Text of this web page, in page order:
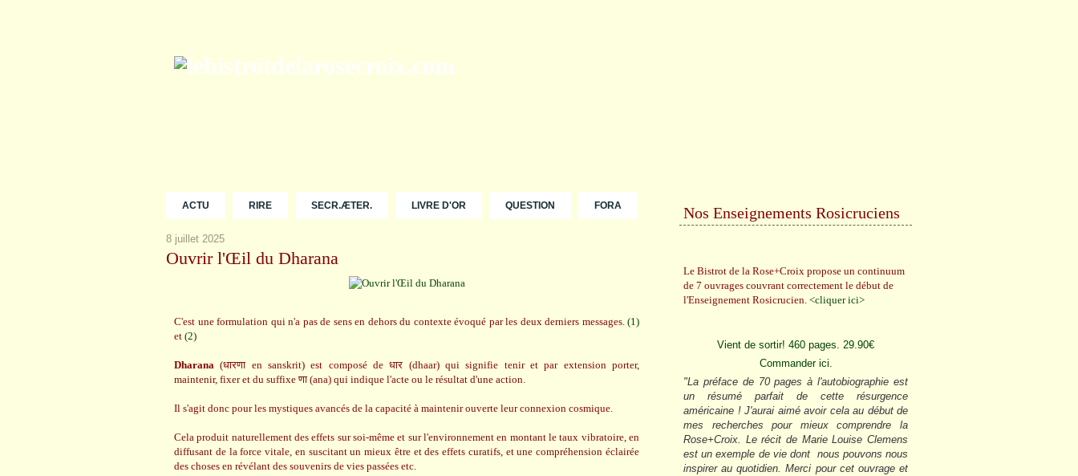
ACTU RIRE SECR.ÆTER. LIVRE D'OR QUESTION FORA
8 juillet 2025
Ouvrir l'Œil du Dharana
C'est une formulation qui n'a pas de sens en dehors du contexte évoqué par les deux derniers messages. (1)
et (2)
Dharana (धारणा en sanskrit) est composé de धार (dhaar) qui signifie tenir et par extension porter,
maintenir, fixer et du suffixe णा (ana) qui indique l'acte ou le résultat d'une action.
Il s'agit donc pour les mystiques avancés de la capacité à maintenir ouverte leur connexion cosmique.
Cela produit naturellement des effets sur soi-même et sur l'environnement en montant le taux vibratoire, en
diffusant de la force vitale, en suscitant un mieux être et des effets curatifs, et une compréhension éclairée
des choses en révélant des souvenirs de vies passées etc.
Nos Enseignements Rosicruciens
Le Bistrot de la Rose+Croix propose un continuum
de 7 ouvrages couvrant correctement le début de
l'Enseignement Rosicrucien. <cliquer ici>
Vient de sortir! 460 pages. 29.90€
Commander ici.
"La préface de 70 pages à l'autobiographie est
un résumé parfait de cette résurgence
américaine ! J'aurai aimé avoir cela au début de
mes recherches pour mieux comprendre la
Rose+Croix. Le récit de Marie Louise Clemens
est un exemple de vie dont nous pouvons nous
inspirer au quotidien. Merci pour cet ouvrage et